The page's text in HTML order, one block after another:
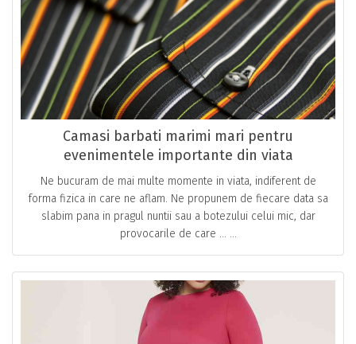
Camasi barbati marimi mari pentru
evenimentele importante din viata
Ne bucuram de mai multe momente in viata, indiferent de
forma fizica in care ne aflam. Ne propunem de fiecare data sa
slabim pana in pragul nuntii sau a botezului celui mic, dar
provocarile de care … ...